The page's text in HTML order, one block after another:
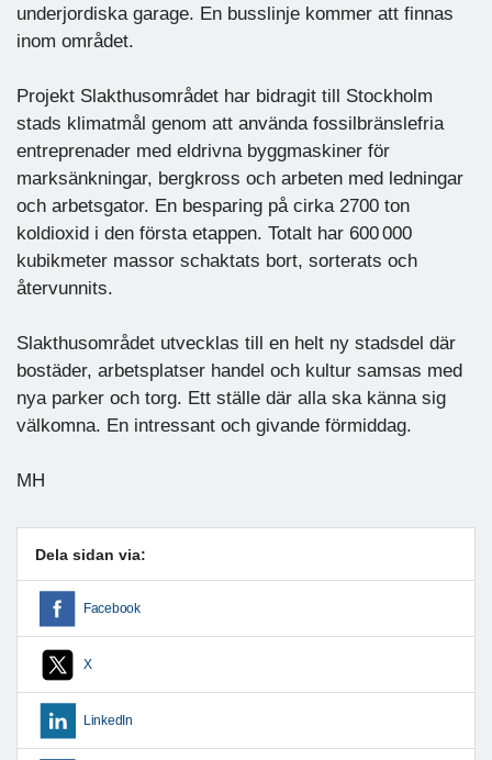
underjordiska garage. En busslinje kommer att finnas
inom området.
Projekt Slakthusområdet har bidragit till Stockholm
stads klimatmål genom att använda fossilbränslefria
entreprenader med eldrivna byggmaskiner för
marksänkningar, bergkross och arbeten med ledningar
och arbetsgator. En besparing på cirka 2700 ton
koldioxid i den första etappen. Totalt har 600 000
kubikmeter massor schaktats bort, sorterats och
återvunnits.
Slakthusområdet utvecklas till en helt ny stadsdel där
bostäder, arbetsplatser handel och kultur samsas med
nya parker och torg. Ett ställe där alla ska känna sig
välkomna. En intressant och givande förmiddag.
MH
Dela sidan via:
Facebook
X
LinkedIn